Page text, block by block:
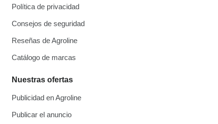
Política de privacidad
Consejos de seguridad
Reseñas de Agroline
Catálogo de marcas
Nuestras ofertas
Publicidad en Agroline
Publicar el anuncio